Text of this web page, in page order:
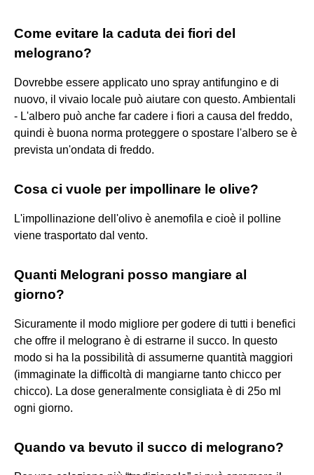
Come evitare la caduta dei fiori del
melograno?
Dovrebbe essere applicato uno spray antifungino e di
nuovo, il vivaio locale può aiutare con questo. Ambientali
- L'albero può anche far cadere i fiori a causa del freddo,
quindi è buona norma proteggere o spostare l'albero se è
prevista un'ondata di freddo.
Cosa ci vuole per impollinare le olive?
L'impollinazione dell'olivo è anemofila e cioè il polline
viene trasportato dal vento.
Quanti Melograni posso mangiare al
giorno?
Sicuramente il modo migliore per godere di tutti i benefici
che offre il melograno è di estrarne il succo. In questo
modo si ha la possibilità di assumerne quantità maggiori
(immaginate la difficoltà di mangiarne tanto chicco per
chicco). La dose generalmente consigliata è di 25o ml
ogni giorno.
Quando va bevuto il succo di melograno?